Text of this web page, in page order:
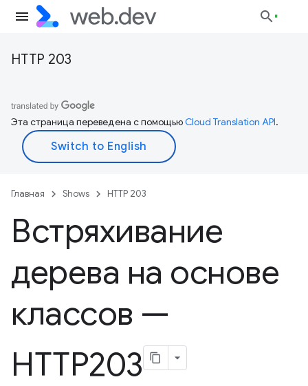
HTTP 203
Эта страница переведена с помощьюCloud Translation API.
Главная Shows HTTP 203
Встряхивание
дерева на основе
классов —
HTTP203